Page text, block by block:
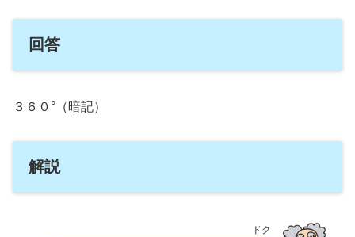
回答
３６０°（暗記）
解説
ドク